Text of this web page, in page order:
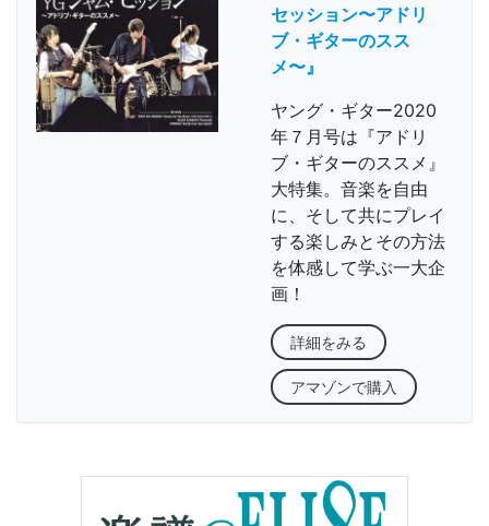
セッション〜アドリ
ブ・ギターのスス
メ〜』
ヤング・ギター2020
年７月号は『アドリ
ブ・ギターのススメ』
大特集。音楽を自由
に、そして共にプレイ
する楽しみとその方法
を体感して学ぶ一大企
画！
詳細をみる
アマゾンで購入